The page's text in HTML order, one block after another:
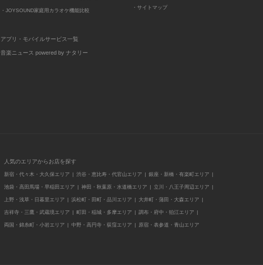
・JOYSOUND家庭用カラオケ機能比較
アプリ・モバイルサービス一覧
音楽ニュース powered by ナタリー
・サイトマップ
人気のエリアからお店を探す
新宿・代々木・大久保エリア 渋谷・恵比寿・代官山エリア 銀座・新橋・有楽町エリア
池袋・高田馬場・早稲田エリア 神田・秋葉原・水道橋エリア 立川・八王子周辺エリア
上野・浅草・日暮里エリア 浜松町・田町・品川エリア 大井町・蒲田・大森エリア
吉祥寺・三鷹・武蔵境エリア 町田・稲城・多摩エリア 調布・府中・狛江エリア
両国・錦糸町・小岩エリア 中野・高円寺・荻窪エリア 原宿・表参道・青山エリア